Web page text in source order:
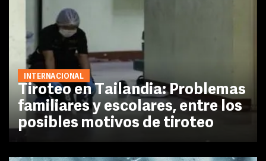
INTERNACIONAL
Tiroteo en Tailandia: Problemas
familiares y escolares, entre los
posibles motivos de tiroteo